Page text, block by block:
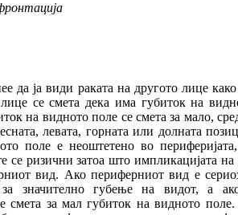
да ја види раката на другото лице
се смета дека има губиток на
на видното поле се смета за мало,
левата, горната или долната
поле е неоштетено во
се ризични затоа што импликацијата
вид. Ако периферниот вид е
значително губење на видот, а
смета за мал губиток на видното